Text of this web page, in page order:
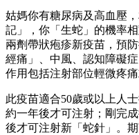
姑媽你有糖尿病及高血壓
記」，你「生蛇」的機率
兩劑帶狀疱疹新疫苗，預
經痛」、中風、認知障礙
作用包括注射部位輕微疼痛
此疫苗適合50歲或以上人
約一年後才可注射；剛完
後才可注射新「蛇針」。